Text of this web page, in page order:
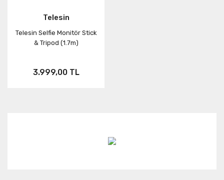
Telesin
Telesin Selfie Monitör Stick
& Tripod (1.7m)
3.999,00 TL